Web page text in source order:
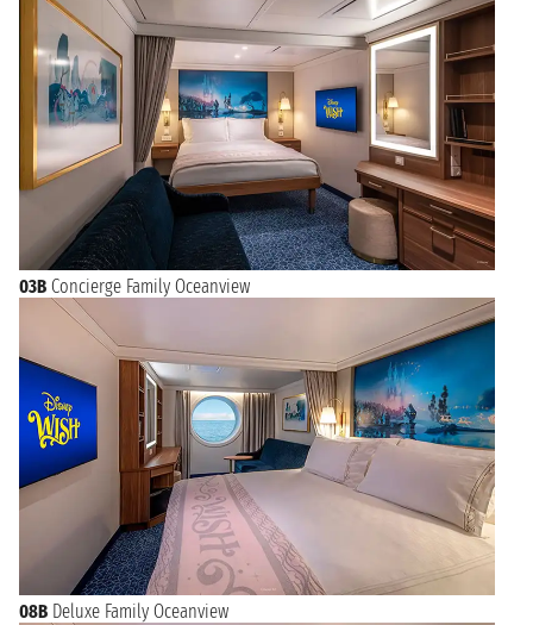
03B Concierge Family Oceanview
08B Deluxe Family Oceanview